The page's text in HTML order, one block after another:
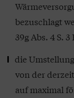
bezuschlagt
39g Abs. 4 S. 3
die
von der
auf maximal